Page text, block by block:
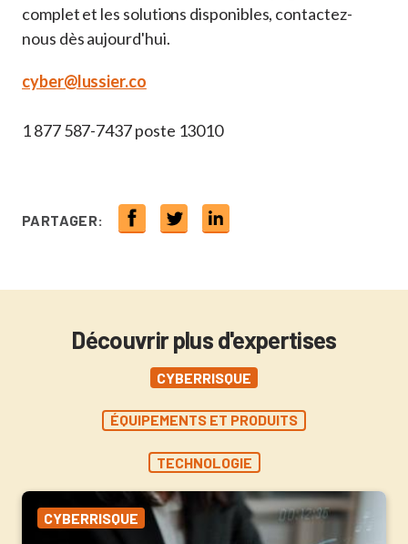
complet et les solutions disponibles, contactez-
nous dès aujourd'hui.
cyber@lussier.co
1 877 587-7437 poste 13010
PARTAGER:
Découvrir plus d'expertises
CYBERRISQUE
ÉQUIPEMENTS ET PRODUITS
TECHNOLOGIE
CYBERRISQUE